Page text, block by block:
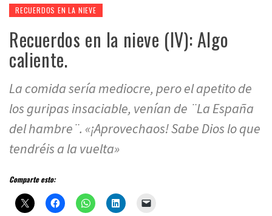
RECUERDOS EN LA NIEVE
Recuerdos en la nieve (IV): Algo
caliente.
La comida sería mediocre, pero el apetito de
los guripas insaciable, venían de ¨La España
del hambre¨. «¡Aprovechaos! Sabe Dios lo que
tendréis a la vuelta»
Comparte esto: